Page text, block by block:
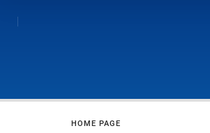
HOME PAGE